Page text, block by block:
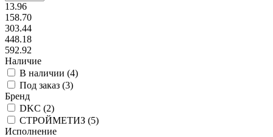
13.96
158.70
303.44
448.18
592.92
Наличие
В наличии (4)
Под заказ (3)
Бренд
DKC (2)
СТРОЙМЕТИЗ (5)
Исполнение